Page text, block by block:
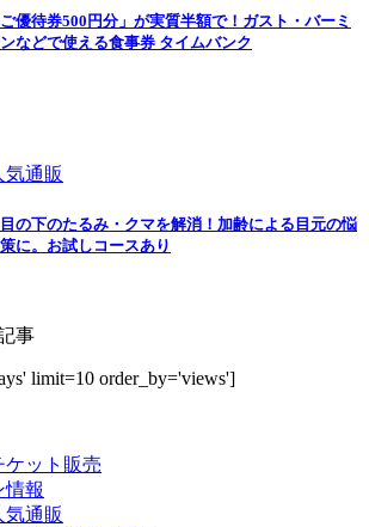
ご優待券500円分」が実質半額で！ガスト・バーミ
などで使える食事券 タイムバンク
気通販
目の下のたるみ・クマを解消！加齢による目元の悩
に。お試しコースあり
事
limit=10 order_by='views']
ケット販売
情報
気通販